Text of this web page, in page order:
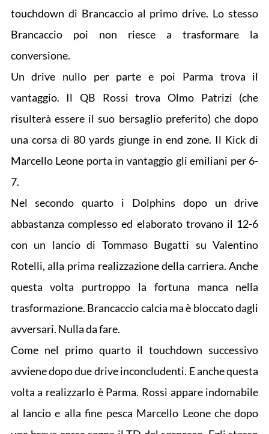
touchdown di Brancaccio al primo drive. Lo stesso
Brancaccio poi non riesce a trasformare la
conversione.
Un drive nullo per parte e poi Parma trova il
vantaggio. Il QB Rossi trova Olmo Patrizi (che
risulterà essere il suo bersaglio preferito) che dopo
una corsa di 80 yards giunge in end zone. Il Kick di
Marcello Leone porta in vantaggio gli emiliani per 6-
7.
Nel secondo quarto i Dolphins dopo un drive
abbastanza complesso ed elaborato trovano il 12-6
con un lancio di Tommaso Bugatti su Valentino
Rotelli, alla prima realizzazione della carriera. Anche
questa volta purtroppo la fortuna manca nella
trasformazione. Brancaccio calcia ma è bloccato dagli
avversari. Nulla da fare.
Come nel primo quarto il touchdown successivo
avviene dopo due drive inconcludenti. E anche questa
volta a realizzarlo è Parma. Rossi appare indomabile
al lancio e alla fine pesca Marcello Leone che dopo